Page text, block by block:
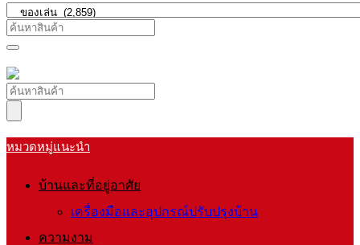
หมวดหมู่แนะนำ
บ้านและที่อยู่อาศัย
เครื่องมือและอุปกรณ์ปรับปรุงบ้าน
ความงาม